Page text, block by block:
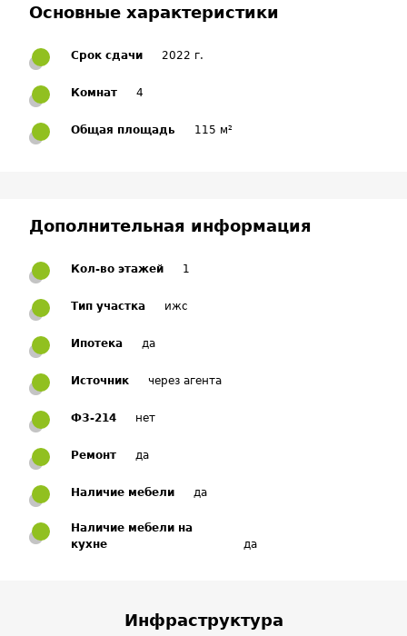
Основные характеристики
Срок сдачи 2022 г.
Комнат 4
Общая площадь 115 м²
Дополнительная информация
Кол-во этажей 1
Тип участка ижс
Ипотека да
Источник через агента
ФЗ-214 нет
Ремонт да
Наличие мебели да
Наличие мебели на
кухне
да
Инфраструктура